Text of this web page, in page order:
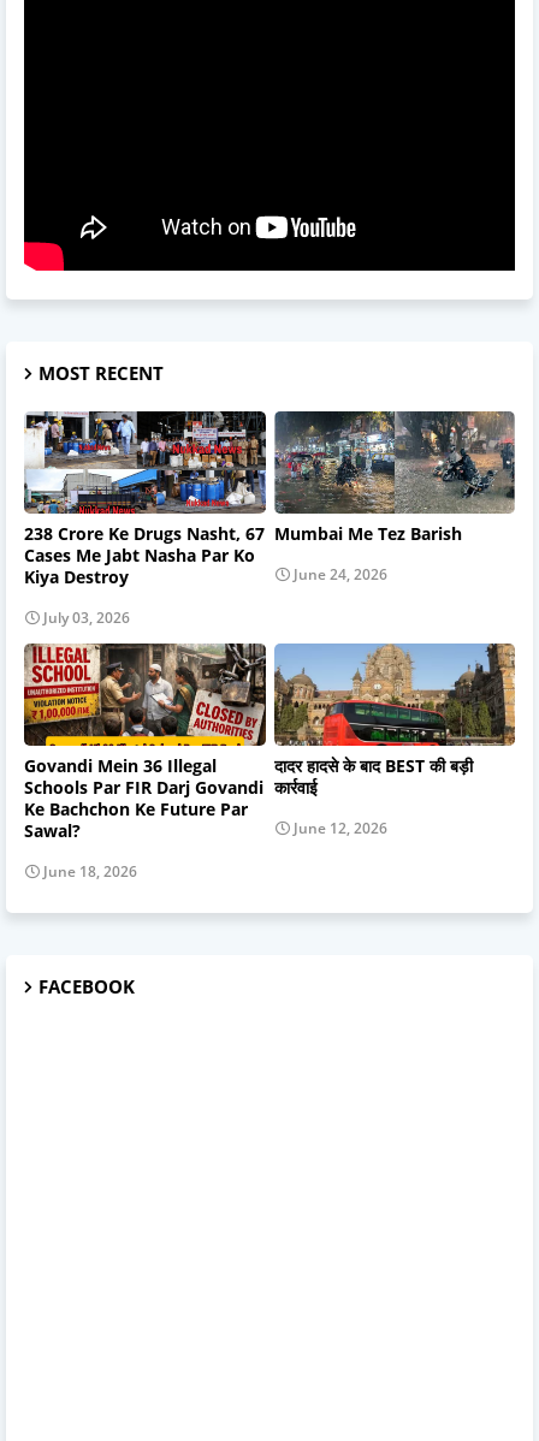
MOST RECENT
238 Crore Ke Drugs Nasht, 67
Cases Me Jabt Nasha Par Ko
Kiya Destroy
July 03, 2026
Mumbai Me Tez Barish
June 24, 2026
Govandi Mein 36 Illegal
Schools Par FIR Darj Govandi
Ke Bachchon Ke Future Par
Sawal?
June 18, 2026
दादर हादसे के बाद BEST की बड़ी
कार्रवाई
June 12, 2026
FACEBOOK